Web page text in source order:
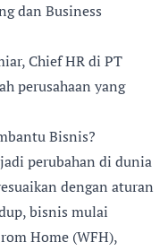
dan Business
Chief HR di PT
perusahaan yang
Bisnis?
perubahan di dunia
dengan aturan
bisnis mulai
Home (WFH),